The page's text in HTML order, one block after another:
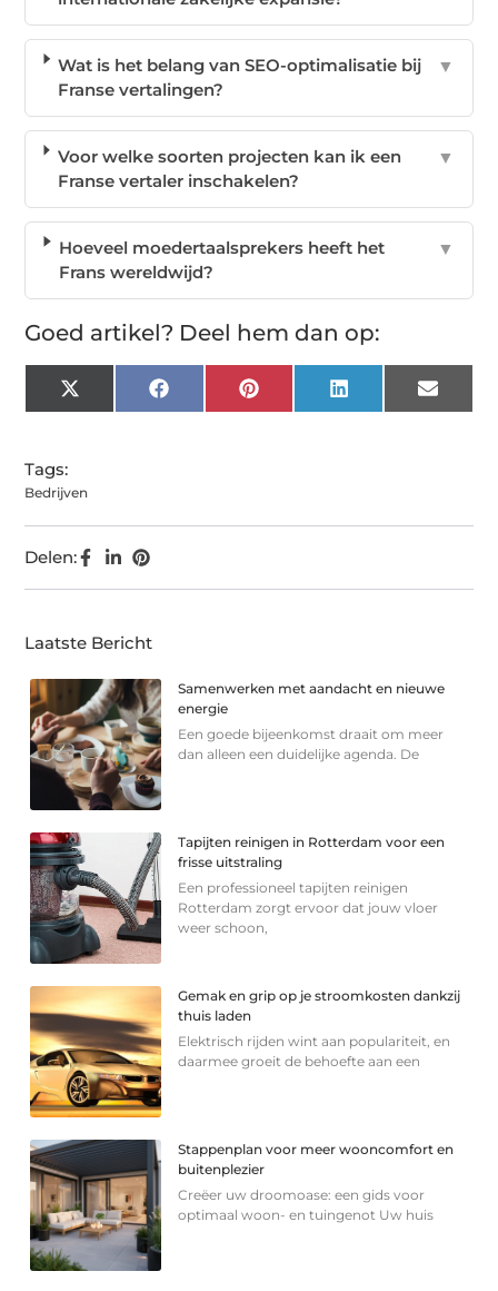
Wat is het belang van SEO-optimalisatie bij
Franse vertalingen?
▼
Voor welke soorten projecten kan ik een
Franse vertaler inschakelen?
▼
Hoeveel moedertaalsprekers heeft het
Frans wereldwijd?
▼
Goed artikel? Deel hem dan op:
X
(Twitter)
FacebookPinterest LinkedIn Email
Tags:
Bedrijven
Delen:
Laatste Bericht
Samenwerken met aandacht en nieuwe
energie
Een goede bijeenkomst draait om meer
dan alleen een duidelijke agenda. De
Tapijten reinigen in Rotterdam voor een
frisse uitstraling
Een professioneel tapijten reinigen
Rotterdam zorgt ervoor dat jouw vloer
weer schoon,
Gemak en grip op je stroomkosten dankzij
thuis laden
Elektrisch rijden wint aan populariteit, en
daarmee groeit de behoefte aan een
Stappenplan voor meer wooncomfort en
buitenplezier
Creëer uw droomoase: een gids voor
optimaal woon- en tuingenot Uw huis